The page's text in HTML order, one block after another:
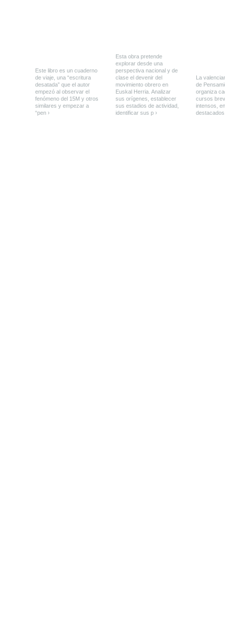
Este libro es un cuaderno
de viaje, una “escritura
desatada” que el autor
empezó al observar el
fenómeno del 15M y otros
similares y empezar a
“pen ›
Esta obra pretende
explorar desde una
perspectiva nacional y de
clase el devenir del
movimiento obrero en
Euskal Herria. Analizar
sus orígenes, establecer
sus estadios de actividad,
identificar sus p ›
La
de
organiza
cursos
intensos,
destacados